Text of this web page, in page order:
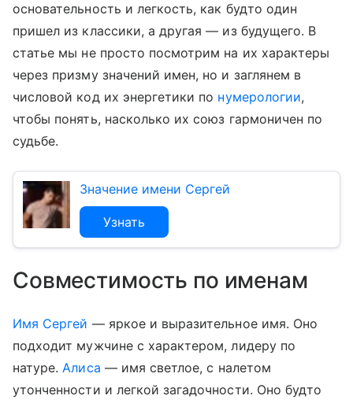
основательность и легкость, как будто один
пришел из классики, а другая — из будущего. В
статье мы не просто посмотрим на их характеры
через призму значений имен, но и заглянем в
числовой код их энергетики по нумерологии,
чтобы понять, насколько их союз гармоничен по
судьбе.
Значение имени Сергей
Узнать
Совместимость по именам
Имя Сергей — яркое и выразительное имя. Оно
подходит мужчине с характером, лидеру по
натуре.Алиса — имя светлое, с налетом
утонченности и легкой загадочности. Оно будто